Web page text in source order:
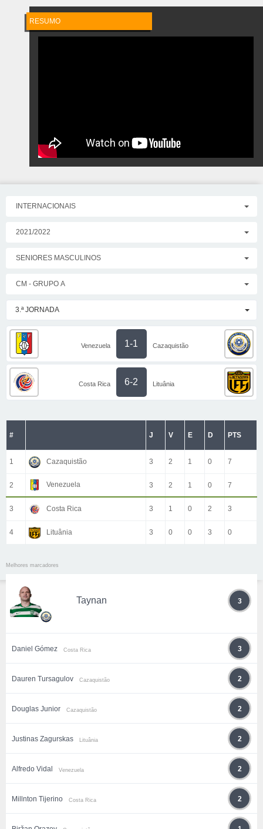
RESUMO
INTERNACIONAIS
2021/2022
SENIORES MASCULINOS
CM - GRUPO A
3.ª JORNADA
Venezuela 1-1 Cazaquistão
Costa Rica 6-2 Lituânia
# J V E D PTS
1 Cazaquistão 3 2 1 0 7
2 Venezuela 3 2 1 0 7
3 Costa Rica 3 1 0 2 3
4 Lituânia 3 0 0 3 0
Melhores marcadores
Taynan 3
Daniel Gómez Costa Rica 3
Dauren Tursagulov Cazaquistão 2
Douglas Junior Cazaquistão 2
Justinas Zagurskas Lituânia 2
Alfredo Vidal Venezuela 2
Millnton Tijerino Costa Rica 2